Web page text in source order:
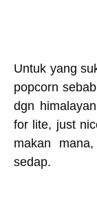
Untuk yang
popcorn
dgn
for lite, just
makan
sedap.